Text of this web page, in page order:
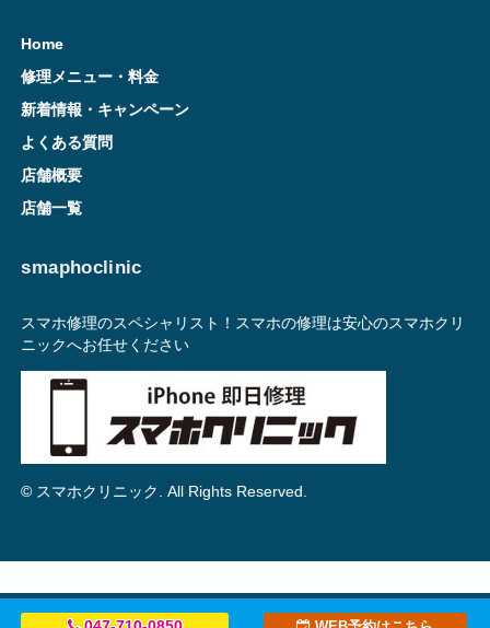
Home
修理メニュー・料金
新着情報・キャンペーン
よくある質問
店舗概要
店舗一覧
smaphoclinic
スマホ修理のスペシャリスト！スマホの修理は安心のスマホクリ
ニックへお任せください
© スマホクリニック. All Rights Reserved.